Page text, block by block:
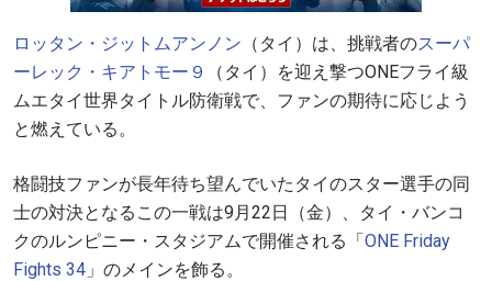
ロッタン・ジットムアンノン （タイ）は、挑戦者のスーパ
ーレック・キアトモー９
（タイ）を迎え撃つONEフライ級
ムエタイ世界タイトル防衛戦で、ファンの期待に応じよう
と燃えている。
格闘技ファンが長年待ち望んでいたタイのスター選手の同
士の対決となるこの一戦は9月22日（金）、タイ・バンコ
クのルンピニー・スタジアムで開催される「ONE Friday
Fights 34 」のメインを飾る。